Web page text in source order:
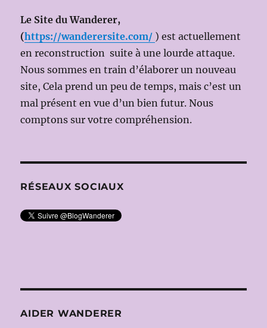
27
Ms
Le Site du Wanderer,
(https://wanderersite.com/ ) est actuellement
en reconstruction suite à une lourde attaque.
Nous sommes en train d’élaborer un nouveau
site, Cela prend un peu de temps, mais c’est un
mal présent en vue d’un bien futur. Nous
comptons sur votre compréhension.
RÉSEAUX SOCIAUX
AIDER WANDERER